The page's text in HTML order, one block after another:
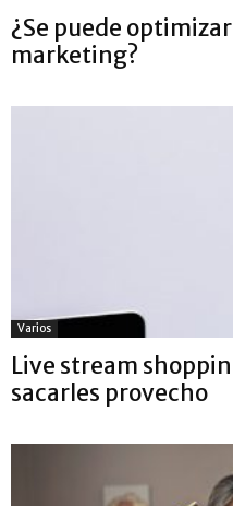
¿Se puede
marketing?
Varios
Live stream
sacarles provecho